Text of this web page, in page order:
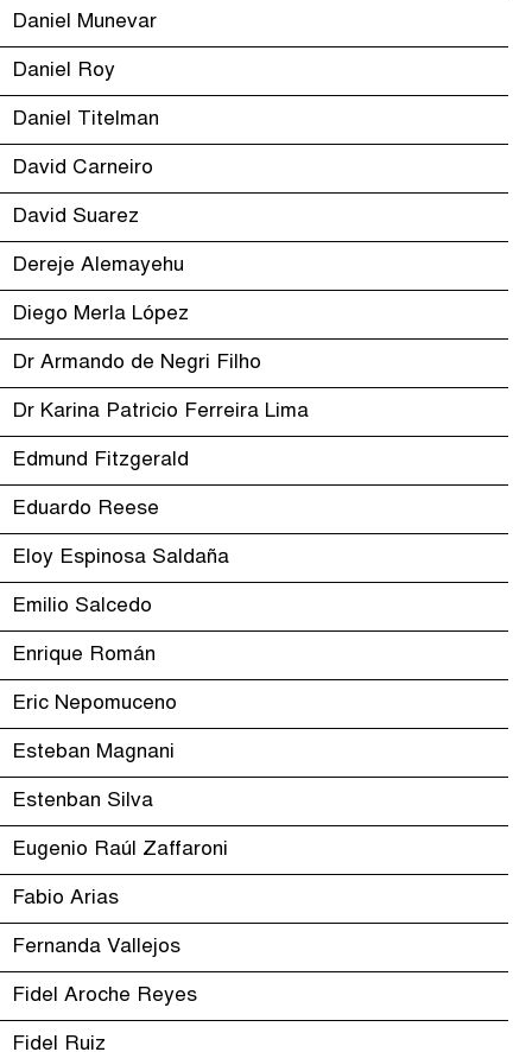
Daniel Munevar
Daniel Roy
Daniel Titelman
David Carneiro
David Suarez
Dereje Alemayehu
Diego Merla López
Dr Armando de Negri Filho
Dr Karina Patricio Ferreira Lima
Edmund Fitzgerald
Eduardo Reese
Eloy Espinosa Saldaña
Emilio Salcedo
Enrique Román
Eric Nepomuceno
Esteban Magnani
Estenban Silva
Eugenio Raúl Zaffaroni
Fabio Arias
Fernanda Vallejos
Fidel Aroche Reyes
Fidel Ruiz